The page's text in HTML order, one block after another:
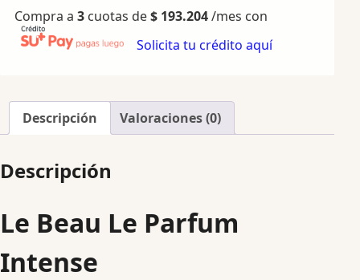
Compra a 3 cuotas de$ 193.204/mes con
Solicita tu crédito aquí
Descripción Valoraciones (0)
Descripción
Le Beau Le Parfum
Intense